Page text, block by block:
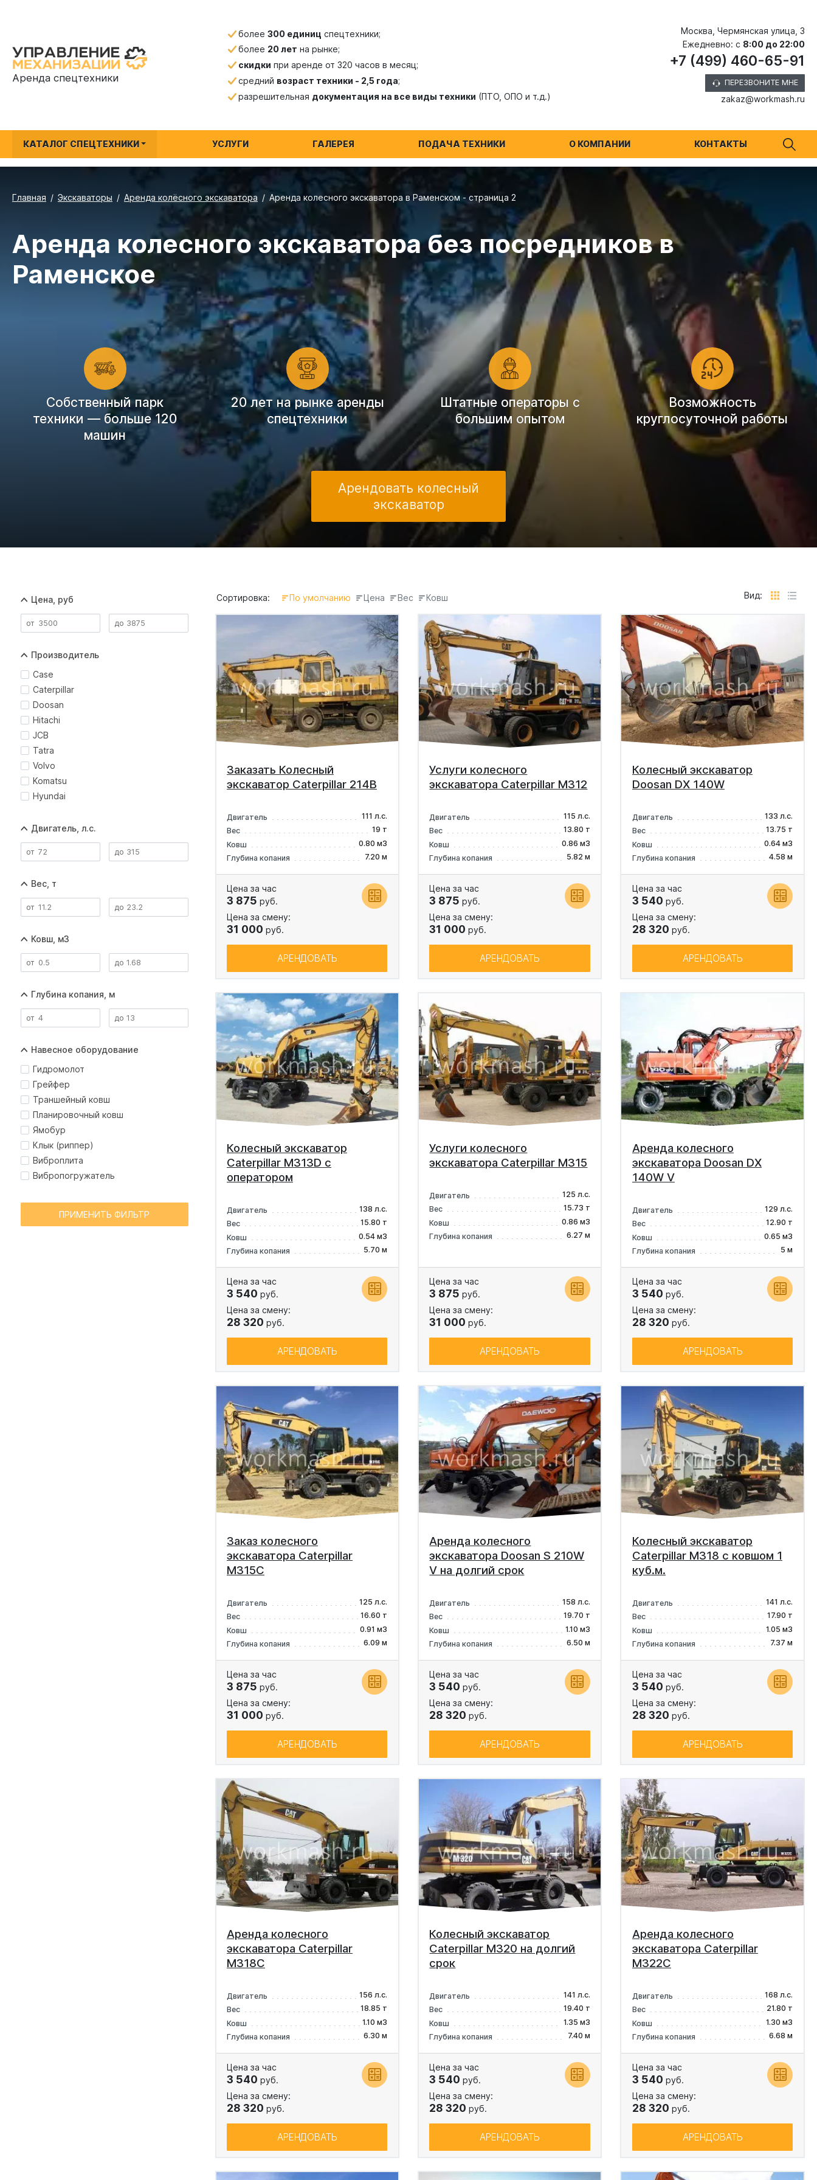
Аренда спецтехники
более 300 единиц спецтехники;
более 20 лет на рынке;
скидки при аренде от 320 часов в месяц;
средний возраст техники - 2,5 года;
разрешительная документация на все виды техники (ПТО, ОПО и т.д.)
Москва, Чермянская улица, 3
Ежедневно: с 8:00 до 22:00
+7 (499) 460-65-91
ПЕРЕЗВОНИТЕ МНЕ
zakaz@workmash.ru
КАТАЛОГ СПЕЦТЕХНИКИ УСЛУГИ ГАЛЕРЕЯ ПОДАЧА ТЕХНИКИ О КОМПАНИИ КОНТАКТЫ
Главная Экскаваторы Аренда колёсного экскаватора Аренда колесного экскаватора в Раменском - страница 2
Аренда колесного экскаватора без посредников в
Раменское
Cобственный парк
техники — больше 120
машин
20 лет на рынке аренды
спецтехники
Штатные операторы с
большим опытом
Возможность
круглосуточной работы
Арендовать колесный
экскаватор
Цена, руб
Производитель
Case
Caterpillar
Doosan
Hitachi
JCB
Tatra
Volvo
Komatsu
Hyundai
Двигатель, л.с.
Вес, т
Ковш, м3
Глубина копания, м
Навесное оборудование
Гидромолот
Грейфер
Траншейный ковш
Планировочный ковш
Ямобур
Клык (риппер)
Виброплита
Вибропогружатель
ПРИМЕНИТЬ ФИЛЬТР
Сортировка: По умолчанию Цена Вес Ковш Вид:
Заказать Колесный
экскаватор Caterpillar 214B
Двигатель
111 л.с.
Вес
19 т
Ковш
0.80 м3
Глубина копания
7.20 м
Цена за час
3 875 руб.
Цена за смену:
31 000 руб.
АРЕНДОВАТЬ
Услуги колесного
экскаватора Caterpillar M312
Двигатель
115 л.с.
Вес
13.80 т
Ковш
0.86 м3
Глубина копания
5.82 м
Цена за час
3 875 руб.
Цена за смену:
31 000 руб.
АРЕНДОВАТЬ
Колесный экскаватор
Doosan DX 140W
Двигатель
133 л.с.
Вес
13.75 т
Ковш
0.64 м3
Глубина копания
4.58 м
Цена за час
3 540 руб.
Цена за смену:
28 320 руб.
АРЕНДОВАТЬ
Колесный экскаватор
Caterpillar M313D с
оператором
Двигатель
138 л.с.
Вес
15.80 т
Ковш
0.54 м3
Глубина копания
5.70 м
Цена за час
3 540 руб.
Цена за смену:
28 320 руб.
АРЕНДОВАТЬ
Услуги колесного
экскаватора Caterpillar M315
Двигатель
125 л.с.
Вес
15.73 т
Ковш
0.86 м3
Глубина копания
6.27 м
Цена за час
3 875 руб.
Цена за смену:
31 000 руб.
АРЕНДОВАТЬ
Аренда колесного
экскаватора Doosan DX
140W V
Двигатель
129 л.с.
Вес
12.90 т
Ковш
0.65 м3
Глубина копания
5 м
Цена за час
3 540 руб.
Цена за смену:
28 320 руб.
АРЕНДОВАТЬ
Заказ колесного
экскаватора Caterpillar
M315C
Двигатель
125 л.с.
Вес
16.60 т
Ковш
0.91 м3
Глубина копания
6.09 м
Цена за час
3 875 руб.
Цена за смену:
31 000 руб.
АРЕНДОВАТЬ
Аренда колесного
экскаватора Doosan S 210W
V на долгий срок
Двигатель
158 л.с.
Вес
19.70 т
Ковш
1.10 м3
Глубина копания
6.50 м
Цена за час
3 540 руб.
Цена за смену:
28 320 руб.
АРЕНДОВАТЬ
Колесный экскаватор
Caterpillar M318 с ковшом 1
куб.м.
Двигатель
141 л.с.
Вес
17.90 т
Ковш
1.05 м3
Глубина копания
7.37 м
Цена за час
3 540 руб.
Цена за смену:
28 320 руб.
АРЕНДОВАТЬ
Аренда колесного
экскаватора Caterpillar
M318C
Двигатель
156 л.с.
Вес
18.85 т
Ковш
1.10 м3
Глубина копания
6.30 м
Цена за час
3 540 руб.
Цена за смену:
28 320 руб.
АРЕНДОВАТЬ
Колесный экскаватор
Caterpillar M320 на долгий
срок
Двигатель
141 л.с.
Вес
19.40 т
Ковш
1.35 м3
Глубина копания
7.40 м
Цена за час
3 540 руб.
Цена за смену:
28 320 руб.
АРЕНДОВАТЬ
Аренда колесного
экскаватора Caterpillar
M322C
Двигатель
168 л.с.
Вес
21.80 т
Ковш
1.30 м3
Глубина копания
6.68 м
Цена за час
3 540 руб.
Цена за смену:
28 320 руб.
АРЕНДОВАТЬ